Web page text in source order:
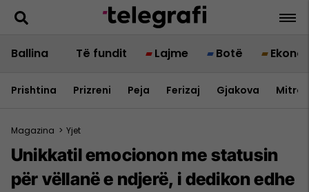
Ballina Të fundit Lajme Botë
Prishtina Prizreni Peja Ferizaj Gjakova
Magazina > Yjet
Unikkatil emocionon me statusin
për vëllanë e ndjerë, i dedikon edhe